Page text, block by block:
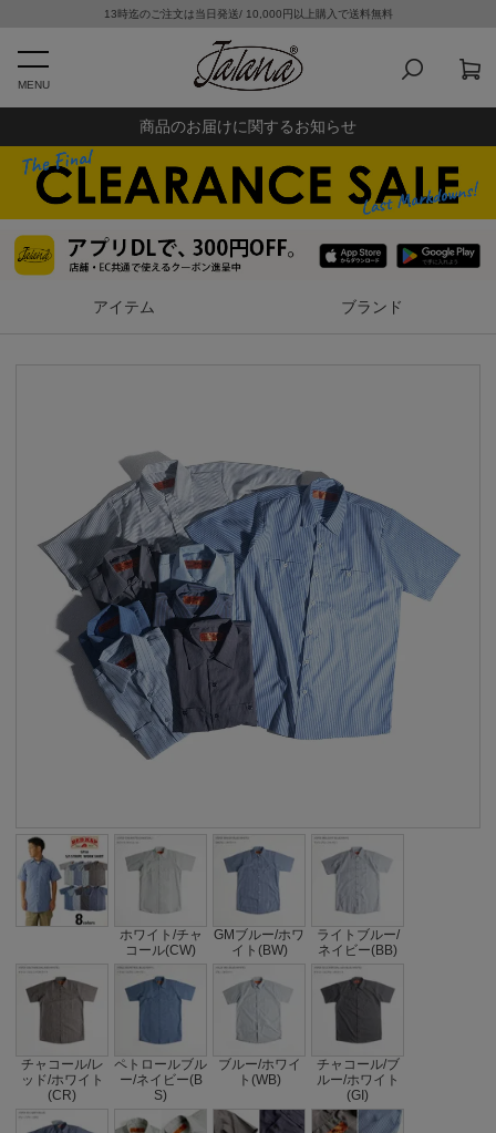
13時迄のご注文は当日発送/ 10,000円以上購入で送料無料
MENU
商品のお届けに関するお知らせ
アイテム ブランド
ホワイト/チャ
コール(CW)
GMブルー/ホワ
イト(BW)
ライトブルー/
ネイビー(BB)
チャコール/レ
ッド/ホワイト
(CR)
ペトロールブル
ー/ネイビー(B
S)
ブルー/ホワイ
ト(WB)
チャコール/ブ
ルー/ホワイト
(GI)